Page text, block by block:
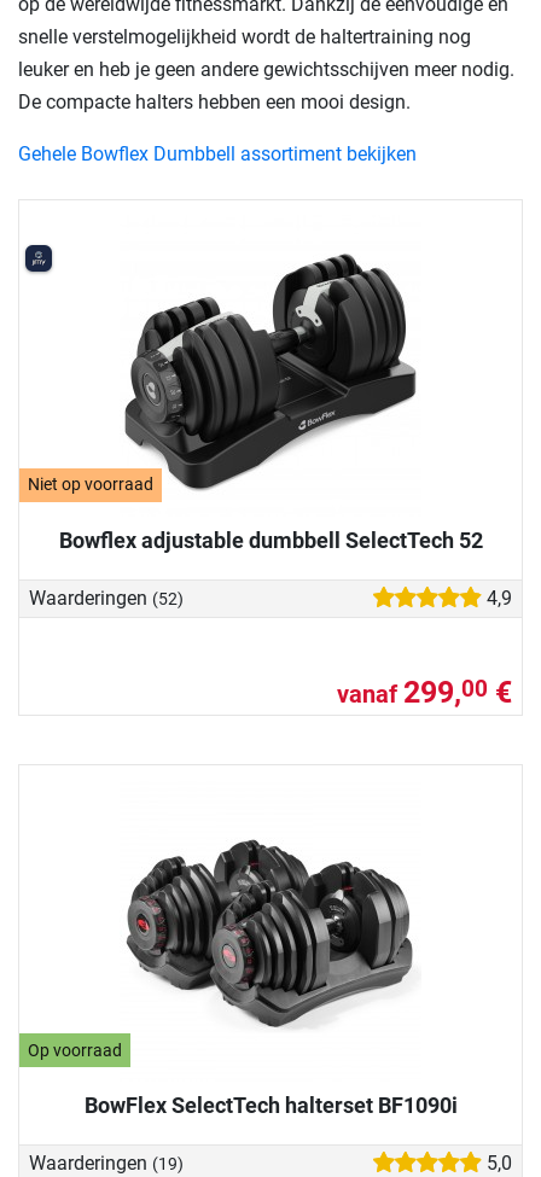
Niet op voorraad
Bowflex adjustable dumbbell SelectTech 52
Waarderingen (52) 4,9
vanaf 299,00 €
Op voorraad
BowFlex SelectTech halterset BF1090i
Waarderingen (19) 5,0
snelle verstelmogelijkheid wordt de haltertraining nog
leuker en heb je geen andere gewichtsschijven meer nodig.
De compacte halters hebben een mooi design.
Gehele Bowflex Dumbbell assortiment bekijken